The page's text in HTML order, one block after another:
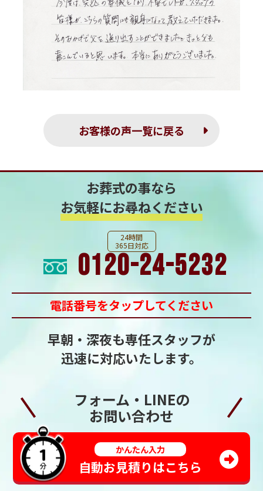
お客様の声一覧に戻る
お葬式の事なら
お気軽にお尋ねください
24時間
365日対応
0120-24-5232
電話番号をタップしてください
早朝・深夜も専任スタッフが
迅速に対応いたします。
フォーム・LINEの
お問い合わせ
かんたん入力
自動お見積りはこちら